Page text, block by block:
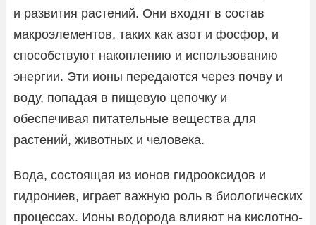
и развития растений. Они входят в состав
макроэлементов, таких как азот и фосфор, и
способствуют накоплению и использованию
энергии. Эти ионы передаются через почву и
воду, попадая в пищевую цепочку и
обеспечивая питательные вещества для
растений, животных и человека.
Вода, состоящая из ионов гидрооксидов и
гидрониев, играет важную роль в биологических
процессах. Ионы водорода влияют на кислотно-